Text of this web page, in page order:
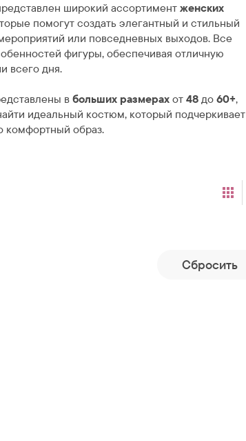
широкий ассортиментженских
помогут создать элегантный и стильный
или повседневных выходов. Все
фигуры, обеспечивая отличную
всего дня.
вбольших размерахот48до60+,
идеальный костюм, который подчеркивает
комфортный образ.
Cбросить